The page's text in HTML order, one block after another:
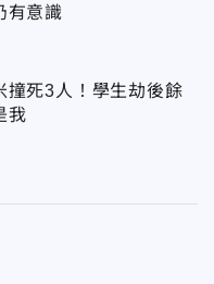
意識
撞死3人！學生劫後餘
我